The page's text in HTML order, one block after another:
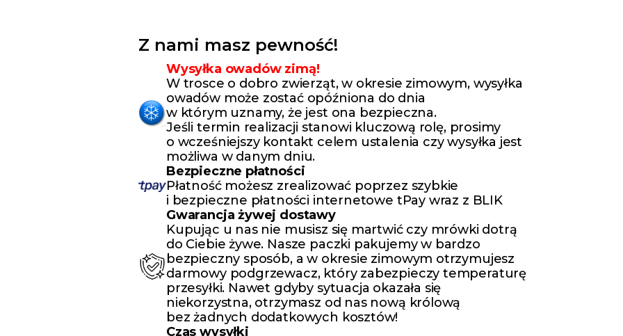
Z nami masz pewność!
Wysyłka owadów zimą!
W trosce o dobro zwierząt, w okresie zimowym, wysyłka
owadów może zostać opóźniona do dnia
w którym uznamy, że jest ona bezpieczna.
Jeśli termin realizacji stanowi kluczową rolę, prosimy
o wcześniejszy kontakt celem ustalenia czy wysyłka jest
możliwa w danym dniu.
Bezpieczne płatności
Płatność możesz zrealizować poprzez szybkie
i bezpieczne płatności internetowe tPay wraz z BLIK
Gwarancja żywej dostawy
Kupując u nas nie musisz się martwić czy mrówki dotrą
do Ciebie żywe. Nasze paczki pakujemy w bardzo
bezpieczny sposób, a w okresie zimowym otrzymujesz
darmowy podgrzewacz, który zabezpieczy temperaturę
przesyłki. Nawet gdyby sytuacja okazała się
niekorzystna, otrzymasz od nas nową królową
bez żadnych dodatkowych kosztów!
Czas wysyłki